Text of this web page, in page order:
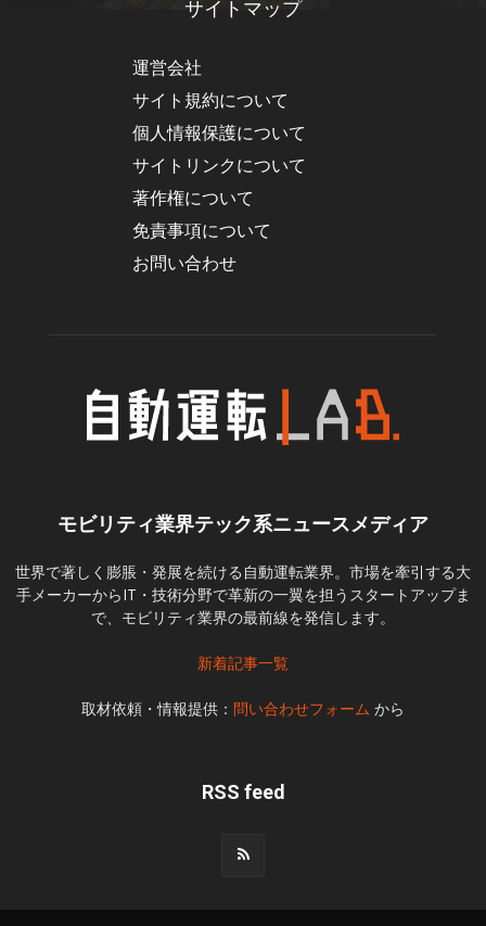
サイトマップ
運営会社
サイト規約について
個人情報保護について
サイトリンクについて
著作権について
免責事項について
お問い合わせ
モビリティ業界テック系ニュースメディア
世界で著しく膨脹・発展を続ける自動運転業界。市場を牽引する大
手メーカーからIT・技術分野で革新の一翼を担うスタートアップま
で、モビリティ業界の最前線を発信します。
新着記事一覧
取材依頼・情報提供： 問い合わせフォーム から
RSS feed